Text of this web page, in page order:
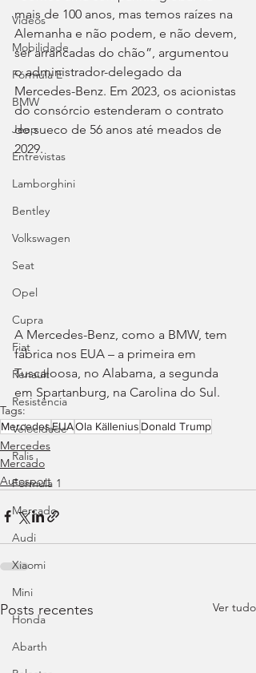
Videos
Mobilidade
Fórmula E
BMW
Jeep
Entrevistas
Lamborghini
Bentley
Volkswagen
Seat
Opel
Cupra
Fiat
Renault
Resistência
Velocidade
Ralis
Fórmula 1
Mercado
Audi
Xiaomi
Mini
Honda
Abarth
mais de 100 anos, mas temos raízes na
Alemanha e não podem, e não devem,
ser arrancadas do chão”, argumentou
o administrador-delegado da
Mercedes-Benz. Em 2023, os acionistas
do consórcio estenderam o contrato
do sueco de 56 anos até meados de
2029.
A Mercedes-Benz, como a BMW, tem
fábrica nos EUA – a primeira em
Tuscaloosa, no Alabama, a segunda
em Spartanburg, na Carolina do Sul.
Tags:
MercedesEUAOla Källenius Donald Trump
Mercedes
Mercado
Autosport
Posts recentes Ver tudo